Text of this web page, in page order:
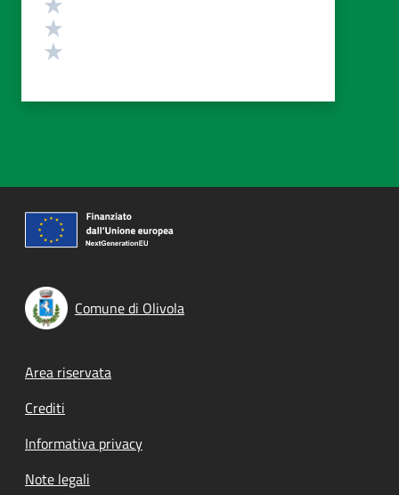
Comune di Olivola
Footer menu
Area riservata
Crediti
Informativa privacy
Note legali